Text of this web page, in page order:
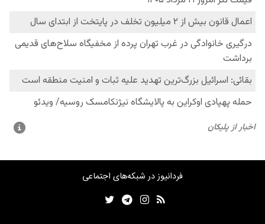
فردانیوز در شبکه‌های اجتماعی